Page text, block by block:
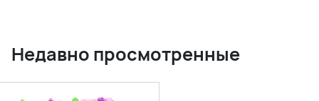
Недавно просмотренные